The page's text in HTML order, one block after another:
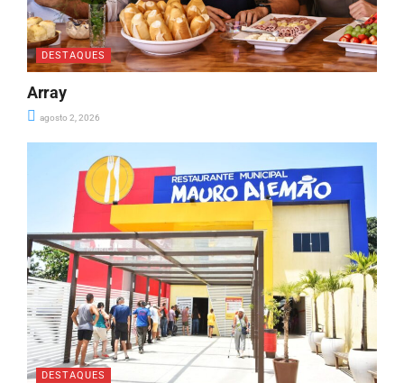
DESTAQUES
Array
agosto 2, 2026
DESTAQUES